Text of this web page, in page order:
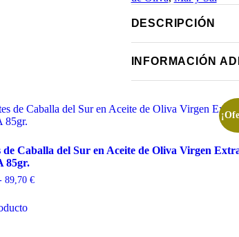
DESCRIPCIÓN
INFORMACIÓN
de Caballa del Sur en Aceite de Oliva Virgen
85gr.
89,70 €Rango
producto